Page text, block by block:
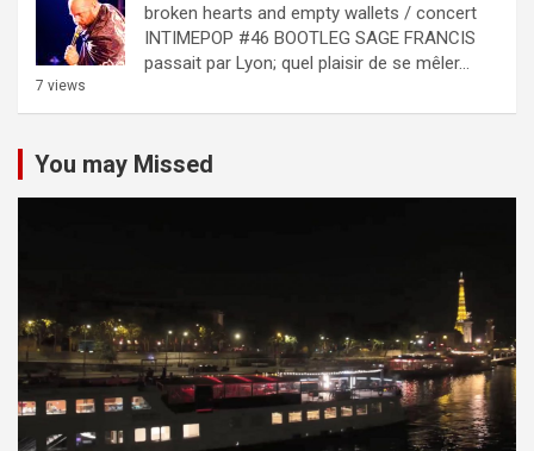
broken hearts and empty wallets / concert
INTIMEPOP #46 BOOTLEG SAGE FRANCIS
passait par Lyon; quel plaisir de se mêler...
7 views
You may Missed